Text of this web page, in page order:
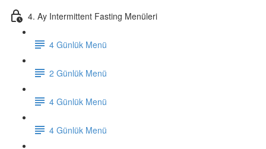
4. Ay Intermittent Fasting Menüleri
4 Günlük Menü
2 Günlük Menü
4 Günlük Menü
4 Günlük Menü